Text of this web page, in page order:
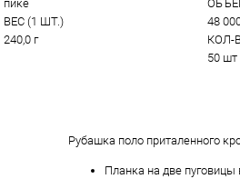
пике
ВЕС (1 ШТ.)
240,0 г
48
КОЛ-
50 шт
Рубашка поло приталенного
Планка на две пуговицы